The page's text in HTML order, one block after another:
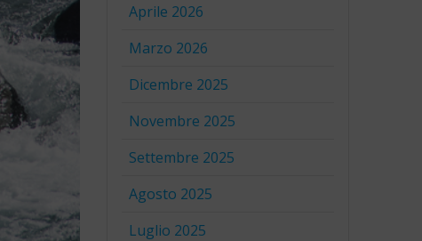
Aprile 2026
Marzo 2026
Dicembre 2025
Novembre 2025
Settembre 2025
Agosto 2025
Luglio 2025